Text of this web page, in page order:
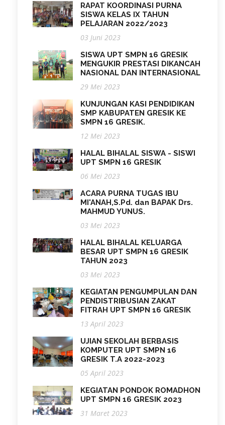
RAPAT KOORDINASI PURNA
SISWA KELAS IX TAHUN
PELAJARAN 2022/2023
03 Juni 2023
SISWA UPT SMPN 16 GRESIK
MENGUKIR PRESTASI DIKANCAH
NASIONAL DAN INTERNASIONAL
29 Mei 2023
KUNJUNGAN KASI PENDIDIKAN
SMP KABUPATEN GRESIK KE
SMPN 16 GRESIK.
12 Mei 2023
HALAL BIHALAL SISWA - SISWI
UPT SMPN 16 GRESIK
06 Mei 2023
ACARA PURNA TUGAS IBU
MI'ANAH,S.Pd. dan BAPAK Drs.
MAHMUD YUNUS.
03 Mei 2023
HALAL BIHALAL KELUARGA
BESAR UPT SMPN 16 GRESIK
TAHUN 2023
03 Mei 2023
KEGIATAN PENGUMPULAN DAN
PENDISTRIBUSIAN ZAKAT
FITRAH UPT SMPN 16 GRESIK
13 April 2023
UJIAN SEKOLAH BERBASIS
KOMPUTER UPT SMPN 16
GRESIK T.A 2022-2023
05 April 2023
KEGIATAN PONDOK ROMADHON
UPT SMPN 16 GRESIK 2023
31 Maret 2023